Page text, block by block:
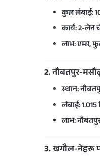
कुल लंबाई:
कार्य:2-लेन
लाभ: एम्स,
2.नौबतपुर-
स्थान:
लंबाई:1.015
लाभ:
3.खगौल-नेहरू